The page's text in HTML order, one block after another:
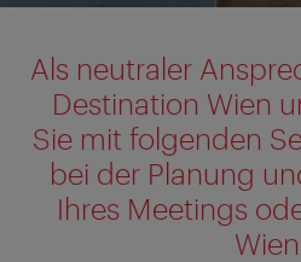
Als neutraler
Destination Wien
Sie mit folgenden
bei der Planung
Ihres Meetings
Wien.